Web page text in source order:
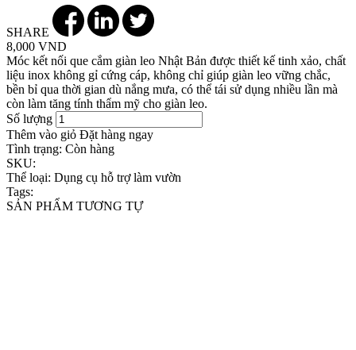
SHARE
8,000 VND
Móc kết nối que cắm giàn leo Nhật Bản được thiết kế tinh xảo, chất
liệu inox không gỉ cứng cáp, không chỉ giúp giàn leo vững chắc,
bền bỉ qua thời gian dù nắng mưa, có thể tái sử dụng nhiều lần mà
còn làm tăng tính thẩm mỹ cho giàn leo.
Số lượng
Thêm vào giỏ Đặt hàng ngay
Tình trạng: Còn hàng
SKU:
Thể loại: Dụng cụ hỗ trợ làm vườn
Tags:
SẢN PHẨM TƯƠNG TỰ